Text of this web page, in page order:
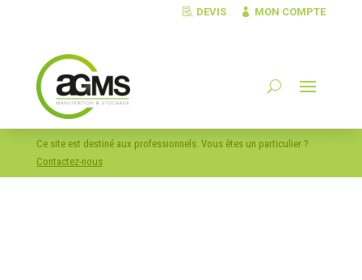
DEVIS MON COMPTE
Ce site est destiné aux professionnels. Vous êtes un particulier ?
Contactez-nous